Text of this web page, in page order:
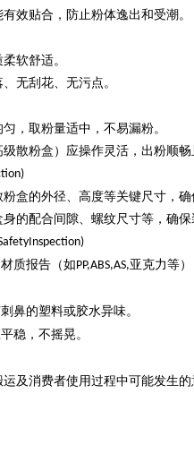
效贴合，防止粉体逸出和受潮。
软舒适。
无刮花、无污点。
，取粉量适中，不易漏粉。
散粉盒）应操作灵活，出粉顺
盒的外径、高度等关键尺寸，
的配合间隙、螺纹尺寸等，确
质报告（如PP,ABS,AS,亚克力等
鼻的塑料或胶水异味。
稳，不摇晃。
及消费者使用过程中可能发生